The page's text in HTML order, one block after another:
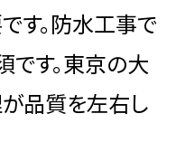
す。防水工事で
です。東京の大
品質を左右し